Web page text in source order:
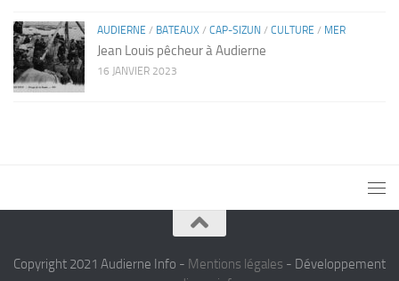
AUDIERNE / BATEAUX / CAP-SIZUN / CULTURE / MER
Jean Louis pêcheur à Audierne
16 JANVIER 2023
Copyright 2021 Audierne Info - Mentions légales - Développement